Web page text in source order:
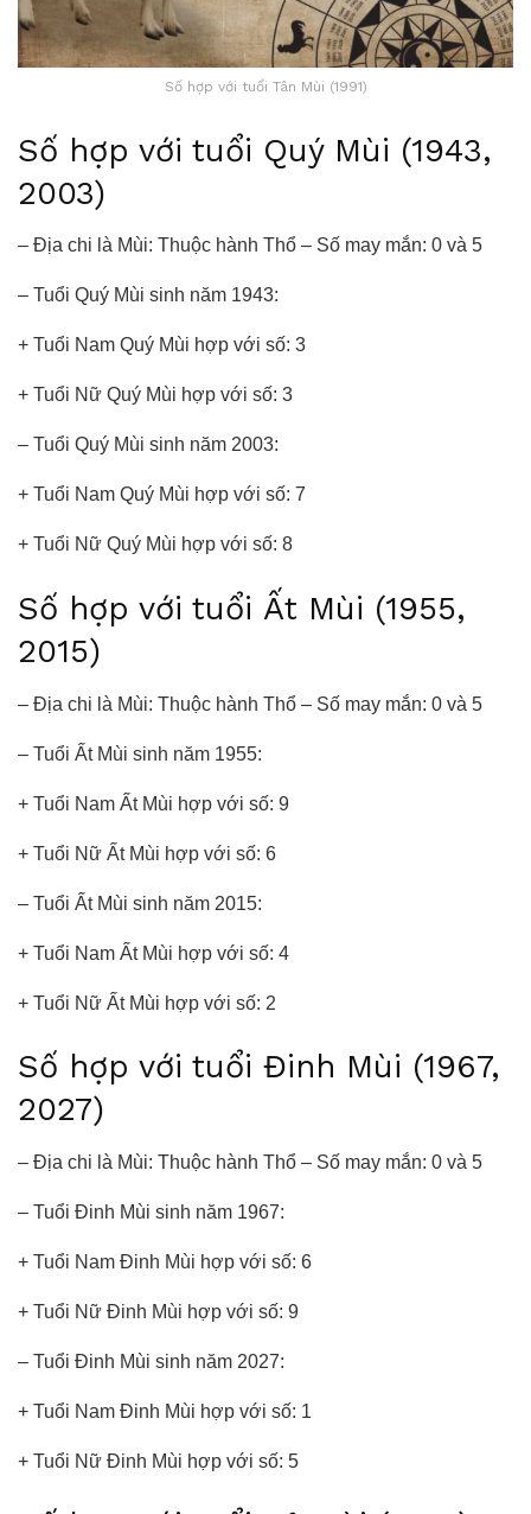
Số hợp với tuổi Tân Mùi (1991)
Số hợp với tuổi Quý Mùi (1943,
2003)
– Địa chi là Mùi: Thuộc hành Thổ – Số may mắn: 0 và 5
– Tuổi Quý Mùi sinh năm 1943:
+ Tuổi Nam Quý Mùi hợp với số: 3
+ Tuổi Nữ Quý Mùi hợp với số: 3
– Tuổi Quý Mùi sinh năm 2003:
+ Tuổi Nam Quý Mùi hợp với số: 7
+ Tuổi Nữ Quý Mùi hợp với số: 8
Số hợp với tuổi Ất Mùi (1955,
2015)
– Địa chi là Mùi: Thuộc hành Thổ – Số may mắn: 0 và 5
– Tuổi Ất Mùi sinh năm 1955:
+ Tuổi Nam Ất Mùi hợp với số: 9
+ Tuổi Nữ Ất Mùi hợp với số: 6
– Tuổi Ất Mùi sinh năm 2015:
+ Tuổi Nam Ất Mùi hợp với số: 4
+ Tuổi Nữ Ất Mùi hợp với số: 2
Số hợp với tuổi Đinh Mùi (1967,
2027)
– Địa chi là Mùi: Thuộc hành Thổ – Số may mắn: 0 và 5
– Tuổi Đinh Mùi sinh năm 1967:
+ Tuổi Nam Đinh Mùi hợp với số: 6
+ Tuổi Nữ Đinh Mùi hợp với số: 9
– Tuổi Đinh Mùi sinh năm 2027:
+ Tuổi Nam Đinh Mùi hợp với số: 1
+ Tuổi Nữ Đinh Mùi hợp với số: 5